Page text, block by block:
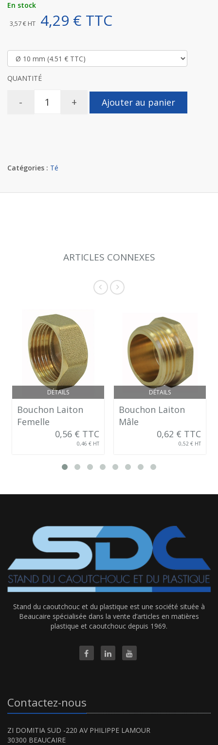
En stock
3,57 € HT 4,29 € TTC
QUANTITÉ
- + Ajouter au panier
Catégories : Té
ARTICLES CONNEXES
DÉTAILS
Bouchon Laiton
Femelle
0,56 € TTC
0,46 € HT
DÉTAILS
Bouchon Laiton
Mâle
0,62 € TTC
0,52 € HT
Stand du caoutchouc et du plastique est une société située à
Beaucaire spécialisée dans la vente d’articles en matières
plastique et caoutchouc depuis 1969.
Contactez-nous
ZI DOMITIA SUD -220 AV PHILIPPE LAMOUR
30300 BEAUCAIRE